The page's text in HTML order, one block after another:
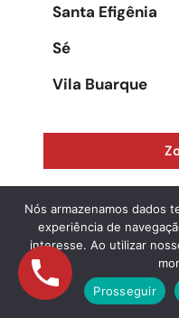
Santa Efigênia
Sé
Vila Buarque
Água Branca
Alphaville
Alto da Lapa
Nós armazenamos dados
experiência de
interesse. Ao utilizar
Prosseguir